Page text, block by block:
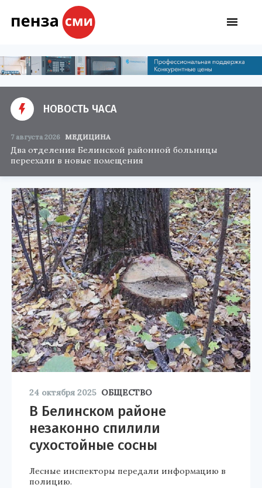
НОВОСТЬ ЧАСА
7 августа 2026 МЕДИЦИНА
Два отделения Белинской районной больницы
переехали в новые помещения
24 октября 2025 ОБЩЕСТВО
В Белинском районе
незаконно спилили
сухостойные сосны
Лесные инспекторы передали информацию в
полицию.